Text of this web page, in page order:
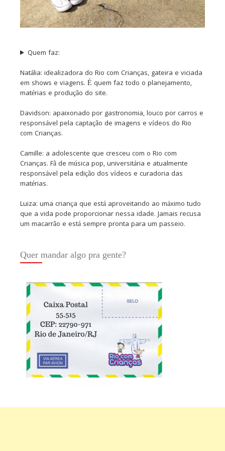
Quem faz:
Natália: idealizadora do Rio com Crianças, gateira e viciada
em shows e viagens. É quem faz todo o planejamento,
matérias e produção do site.
Davidson: apaixonado por gastronomia, louco por carros e
responsável pela captação de imagens e vídeos do Rio
com Crianças.
Camille: a adolescente que cresceu com o Rio com
Crianças. Fã de música pop, universitária e atualmente
responsável pela edição dos vídeos e curadoria das
matérias.
Luiza: uma criança que está aproveitando ao máximo tudo
que a vida pode proporcionar nessa idade. Jamais recusa
um macarrão e está sempre pronta para um passeio.
Quer mandar algo pra gente?